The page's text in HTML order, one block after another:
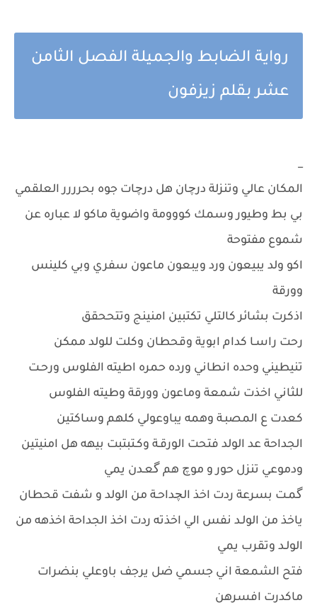
رواية الضابط والجميلة الفصل الثامن
عشر بقلم زيزفون
_
المكان عالي وتنزلة درچان هل درچات جوه بحرررر العلقمي
بي بط وطيور وسمك كووومة واضوية ماكو لا عباره عن
شموع مفتوحة
اكو ولد يبيعون ورد ويبعون ماعون سفري وبي كلينس
وورقة
اذكرت بشائر كالتلي تكتبين امنينج وتتححقق
رحت راسـا كدام ابوية وقحطان وكلت للولد ممكن
تنيطيني وحده انطاني ورده حمره اطيته الفلوس ورحـت
للثاني اخذت شمعة وماعون وورقة وطيته الفلوس
كعدت ع المصبـة وهمه يباوعولي كلهم وساكتين
الجداحة عد الولد فتحت الورقـة وكـتبتبت بيهه هل امنيتين
ودموعي تنزل حور و موچ هم گعـدن يمي
گمـت بسرعة ردت اخذ الچداحـة من الولد و شفت قحطان
ياخذ من الولـد نفس الي اخذته ردت اخذ الجداحة اخذهه من
الولـد وتقرب يمي
فتح الشمعة اني جسمي ضل يرجف باوعلي بنضرات
ماكدرت افسرهن